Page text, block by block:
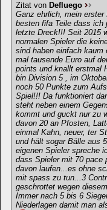
Zitat von Defluego
Ganz ehrlich, mein erster
besten fifa Teile dass ich
letzte Dreck!!! Seit 2015
normalen Spieler die
sind haben einfach kaum
mal tausende Euro auf
points und knallt erstmal
bin Division 5 , im
noch 50 Punkte zum
Spiel!!! Da funktioniert
steht neben einem
kommt und guckt nur zu
davon 20 an Pfosten,
einmal Kahn, neuer, ter
und hält sogar Bälle aus
eigenen Spieler spreche
dass Spieler mit 70 pace
davon laufen...es ohne
mit spass zu tun...3
geschrottet wegen
Immer nach 5 bis 6
Niederlagen damit man